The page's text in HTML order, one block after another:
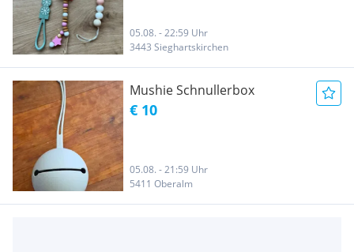
05.08. - 22:59 Uhr
3443 Sieghartskirchen
Mushie Schnullerbox
€ 10
05.08. - 21:59 Uhr
5411 Oberalm